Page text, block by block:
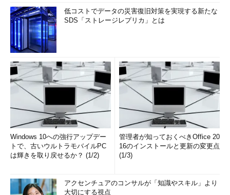
低コストでデータの災害復旧対策を実現する新たな
SDS「ストレージレプリカ」とは
Windows 10への強行アップデー
トで、古いウルトラモバイルPC
は輝きを取り戻せるか？ (1/2)
管理者が知っておくべきOffice 20
16のインストールと更新の変更点
(1/3)
アクセンチュアのコンサルが「知識やスキル」より
大切にする視点